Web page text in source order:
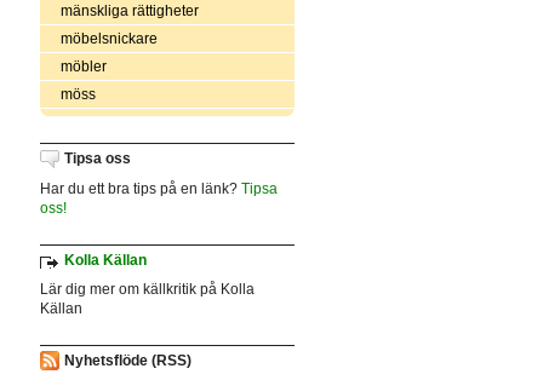
mänskliga rättigheter
möbelsnickare
möbler
möss
Tipsa oss
Har du ett bra tips på en länk? Tipsa
oss!
Kolla Källan
Lär dig mer om källkritik på Kolla
Källan
Nyhetsflöde (RSS)